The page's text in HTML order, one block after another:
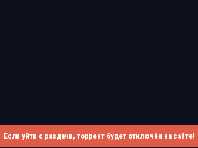
Если уйти с раздачи, торрент будет отключён на сайте!